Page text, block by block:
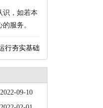
识，如若本
服务。
行夯实基础
2022-09-10